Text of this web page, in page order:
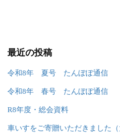
最近の投稿
令和8年 夏号 たんぽぽ通信
令和8年 春号 たんぽぽ通信
R8年度・総会資料
車いすをご寄贈いただきました